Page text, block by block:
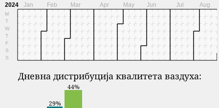
2024
M
T
W
T
F
S
S
Jan Feb Mar Apr May Jun Jul Aug
Дневна дистрибуција квалитета ваздуха:
29%
44%